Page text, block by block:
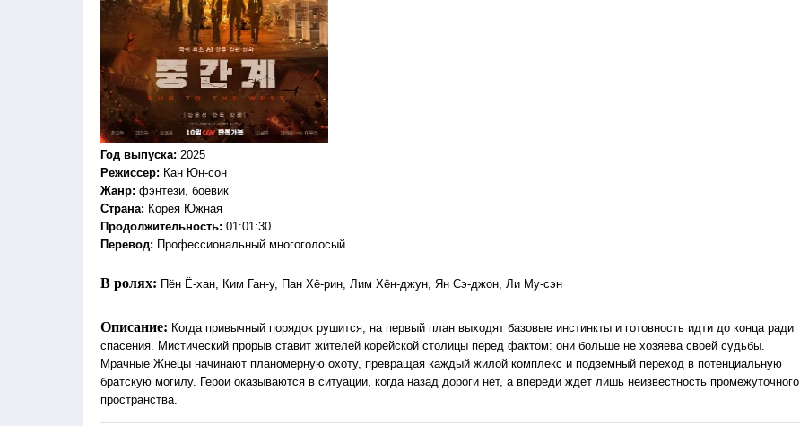
Год выпуска: 2025
Режиссер: Кан Юн-сон
Жанр: фэнтези, боевик
Страна: Корея Южная
Продолжительность: 01:01:30
Перевод: Профессиональный многоголосый
В ролях: Пён Ё-хан, Ким Ган-у, Пан Хё-рин, Лим Хён-джун, Ян Сэ-джон, Ли Му-сэн
Описание: Когда привычный порядок рушится, на первый план выходят базовые инстинкты и готовность идти до конца ради
спасения. Мистический прорыв ставит жителей корейской столицы перед фактом: они больше не хозяева своей судьбы.
Мрачные Жнецы начинают планомерную охоту, превращая каждый жилой комплекс и подземный переход в потенциальную
братскую могилу. Герои оказываются в ситуации, когда назад дороги нет, а впереди ждет лишь неизвестность промежуточного
пространства.